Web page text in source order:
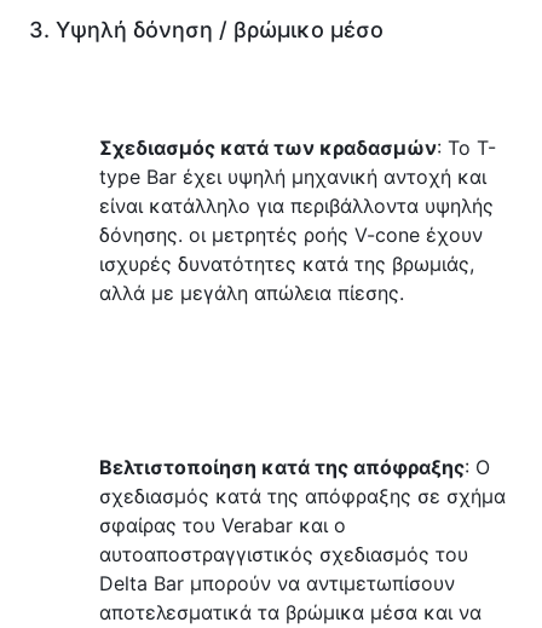
3. Υψηλή δόνηση / βρώμικο μέσο
Σχεδιασμός κατά των κραδασμών: Το T-
type Bar έχει υψηλή μηχανική αντοχή και
είναι κατάλληλο για περιβάλλοντα υψηλής
δόνησης. οι μετρητές ροής V-cone έχουν
ισχυρές δυνατότητες κατά της βρωμιάς,
αλλά με μεγάλη απώλεια πίεσης.
Βελτιστοποίηση κατά της απόφραξης: Ο
σχεδιασμός κατά της απόφραξης σε σχήμα
σφαίρας του Verabar και ο
αυτοαποστραγγιστικός σχεδιασμός του
Delta Bar μπορούν να αντιμετωπίσουν
αποτελεσματικά τα βρώμικα μέσα και να